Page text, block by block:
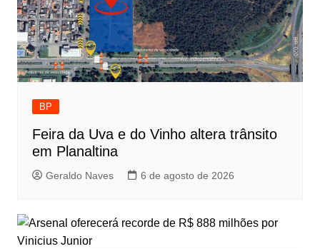
BP
Feira da Uva e do Vinho altera trânsito
em Planaltina
Geraldo Naves 6 de agosto de 2026